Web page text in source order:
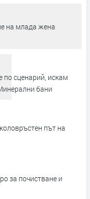
на млада жена
по сценарий, искам
бани
път на
за почистване и